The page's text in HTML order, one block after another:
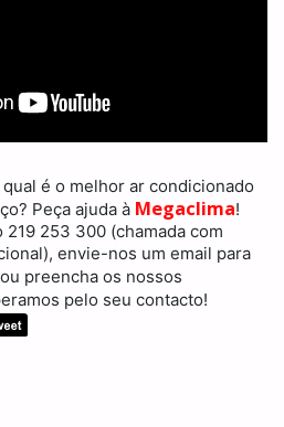
é o melhor ar condicionado
Peça ajuda à Megaclima!
253 300 (chamada com
envie-nos um email para
ou preencha os nossos
pelo seu contacto!